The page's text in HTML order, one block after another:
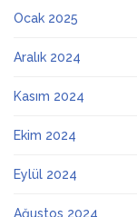
Ocak 2025
Aralık 2024
Kasım 2024
Ekim 2024
Eylül 2024
Ağustos 2024